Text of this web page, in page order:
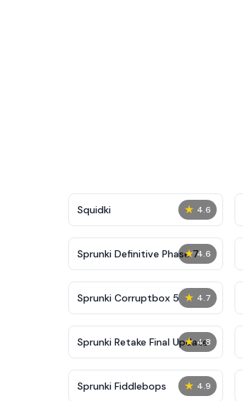
★ 4.6
Squidki
★ 4.6
Sprunki Definitive Phase 7
★ 4.7
Sprunki Corruptbox 5
★ 4.8
Sprunki Retake Final Update
★ 4.9
Sprunki Fiddlebops